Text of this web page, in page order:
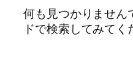
何も見つかりません
ドで検索してみてく